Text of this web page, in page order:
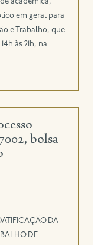
acadêmica,
em geral para
e Trabalho, que
às 21h, na
bolsa
DA
DE